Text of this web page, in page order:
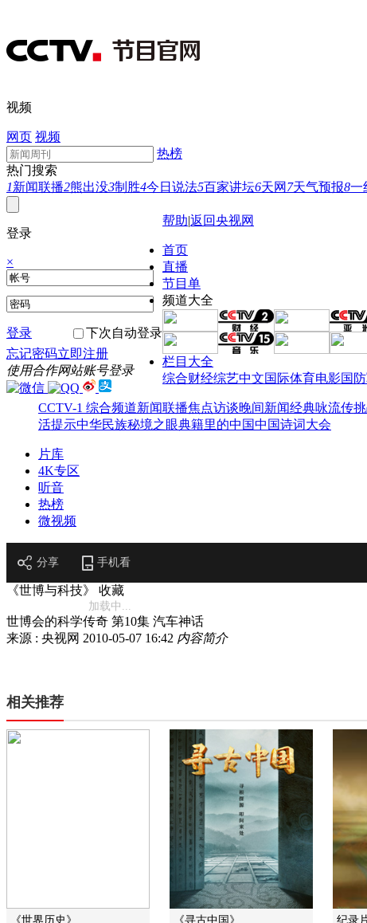
视频
网页 视频
热榜
热门搜索
1新闻联播2熊出没3制胜4今日说法5百家讲坛6天网 7天气预报8一
登录
×
登录
下次自动登录
忘记密码立即注册
使用合作网站账号登录
帮助|返回央视网
首页
直播
节目单
频道大全
栏目大全
综合财经综艺中文国际体育电影国
CCTV-1 综合频道新闻联播焦点访谈晚间新闻经典咏流传
活提示中华民族秘境之眼典籍里的中国中国诗词大会
片库
4K专区
听音
热榜
微视频
分享 手机看
《世博与科技》 收藏
加载中...
世博会的科学传奇 第10集 汽车神话
来源 : 央视网 2010-05-07 16:42 内容简介
相关推荐
《世界历史》 《寻古中国》 纪录